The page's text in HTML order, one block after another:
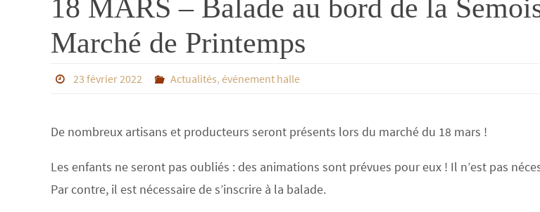
18 MARS – Balade au bord de la
Marché de Printemps
23 février 2022 Actualités, événement halle
De nombreux artisans et producteurs seront présents lors du marché du 18 mars !
Les enfants ne seront pas oubliés : des animations sont prévues pour eux ! Il n’est pas
Par contre, il est nécessaire de s’inscrire à la balade.